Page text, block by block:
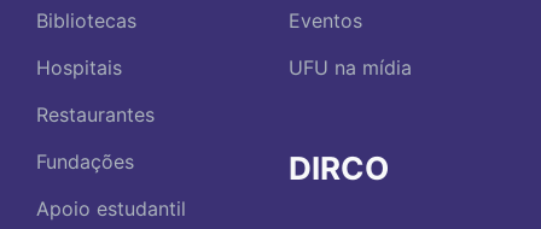
Bibliotecas
Hospitais
Restaurantes
Fundações
Apoio estudantil
Eventos
UFU na mídia
DIRCO